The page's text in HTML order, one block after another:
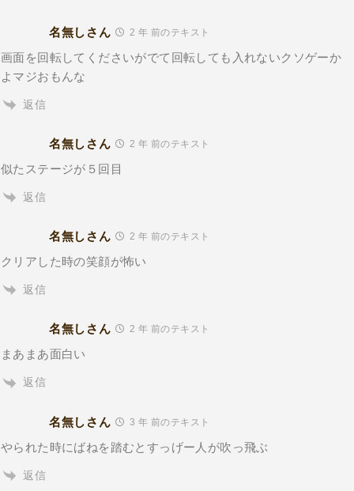
名無しさん 2 年 前のテキスト
画面を回転してくださいがでて回転しても入れないクソゲーか
よマジおもんな
返信
名無しさん 2 年 前のテキスト
似たステージが５回目
返信
名無しさん 2 年 前のテキスト
クリアした時の笑顔が怖い
返信
名無しさん 2 年 前のテキスト
まあまあ面白い
返信
名無しさん 3 年 前のテキスト
やられた時にばねを踏むとすっげー人が吹っ飛ぶ
返信